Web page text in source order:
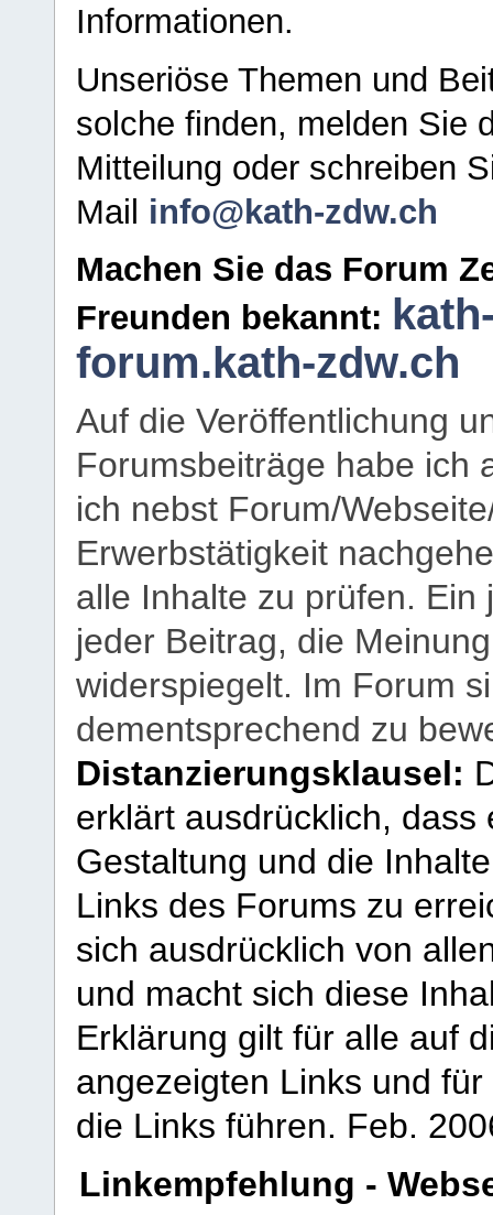
Informationen.
Unseriöse Themen und
solche finden, melden Sie
Mitteilung oder schreiben
Mail info@kath-zdw.ch
Machen Sie das Forum
Freunden bekannt:
forum.kath-zdw.ch
Auf die Veröffentlichung
Forumsbeiträge habe ich
ich nebst Forum/
Erwerbstätigkeit
alle Inhalte zu prüfen.
jeder Beitrag, die
widerspiegelt. Im Forum
dementsprechend zu
Distanzierungsklausel:
erklärt ausdrücklich,
Gestaltung und die
Links des Forums zu
sich ausdrücklich von
und macht sich diese
Erklärung gilt für alle auf
angezeigten Links und
die Links führen. Feb.
Linkempfehlung -